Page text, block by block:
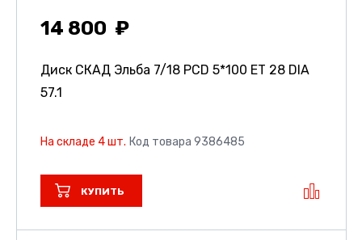
14 800
Диск СКАД Эльба 7/18 PCD 5*100 ET 28 DIA
57.1
На складе 4 шт. Код товара 9386485
КУПИТЬ